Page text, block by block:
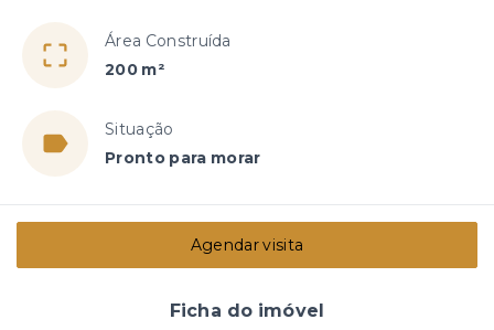
Área Construída
200 m²
Situação
Pronto para morar
Agendar visita
Ficha do imóvel